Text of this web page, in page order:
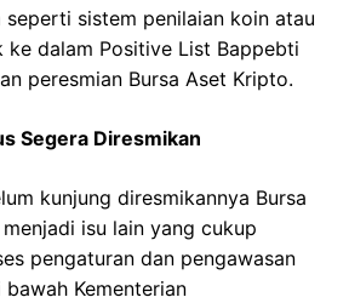
seperti sistem penilaian koin atau
ke dalam Positive List Bappebti
peresmian Bursa Aset Kripto.
Segera Diresmikan
kunjung diresmikannya Bursa
isu lain yang cukup
pengaturan dan pengawasan
Kementerian